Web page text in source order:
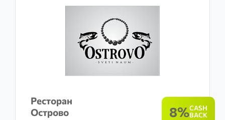
8%CASH
BACK
Ресторан
Острово